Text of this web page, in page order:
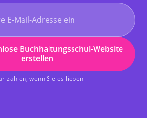
Buchhaltungsschul-Website
erstellen
zahlen, wenn Sie es lieben